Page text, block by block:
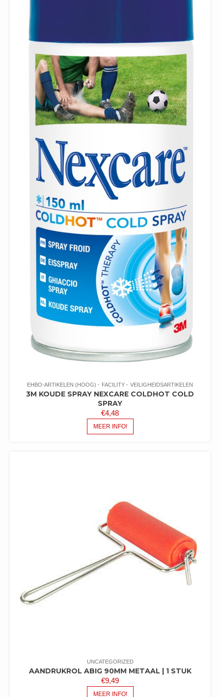
EHBO-ARTIKELEN (HOOG) FACILITY VEILIGHEIDSARTIKELEN
3M KOUDE SPRAY NEXCARE COLDHOT COLD
SPRAY
€4,48
MEER INFO!
UNCATEGORIZED
AANDRUKROL ABIG 90MM METAAL | 1 STUK
€9,49
MEER INFO!